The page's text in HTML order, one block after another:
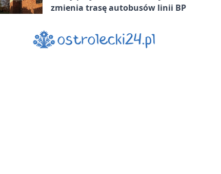
zmienia trasę autobusów linii BP